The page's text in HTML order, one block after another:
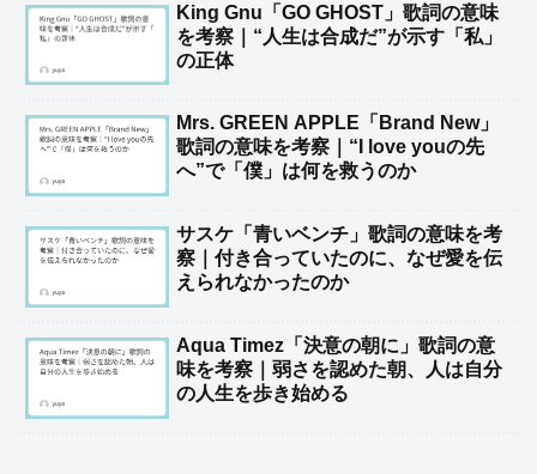
King Gnu「GO GHOST」歌詞の意味
を考察｜“人生は合成だ”が示す「私」
の正体
Mrs. GREEN APPLE「Brand New」
歌詞の意味を考察｜“I love youの先
へ”で「僕」は何を救うのか
サスケ「青いベンチ」歌詞の意味を考
察｜付き合っていたのに、なぜ愛を伝
えられなかったのか
Aqua Timez「決意の朝に」歌詞の意
味を考察｜弱さを認めた朝、人は自分
の人生を歩き始める